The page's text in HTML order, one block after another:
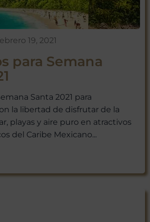
19, 2021
para Semana
Santa 2021 para
la libertad de disfrutar de la
playas y aire puro en atractivos
del Caribe Mexicano...
exclusivas y consejos de
directamente en tu bandeja
de entrada.
y empieza a explorar
México con nosotros!
preocupes, respetamos tu
Puedes darte de baja